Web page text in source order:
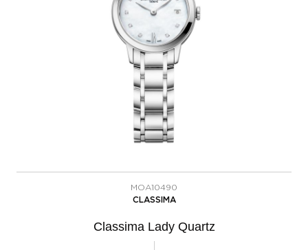
MOA10490
CLASSIMA
Classima Lady Quartz